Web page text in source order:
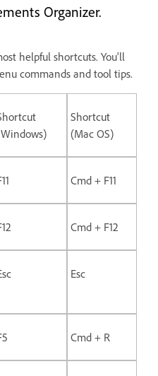
Organizer.
helpful shortcuts. You'll
commands and tool tips.
Shortcut
(Mac OS)
Cmd + F11
Cmd + F12
Esc
Cmd + R